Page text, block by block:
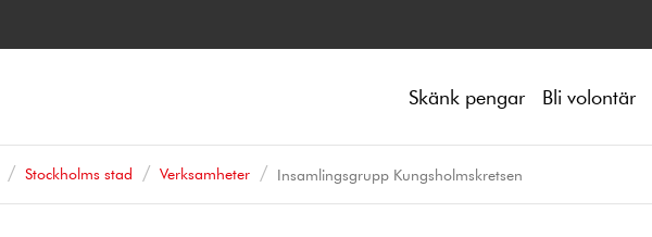
Skänk pengar Bli volontär
Stockholms stad Verksamheter Insamlingsgrupp Kungsholmskretsen